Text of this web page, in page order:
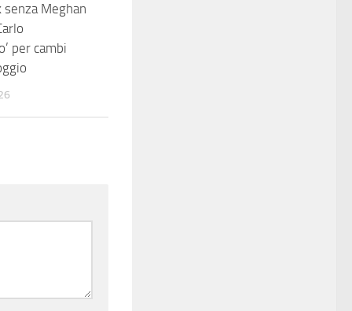
senza Meghan
per cambi